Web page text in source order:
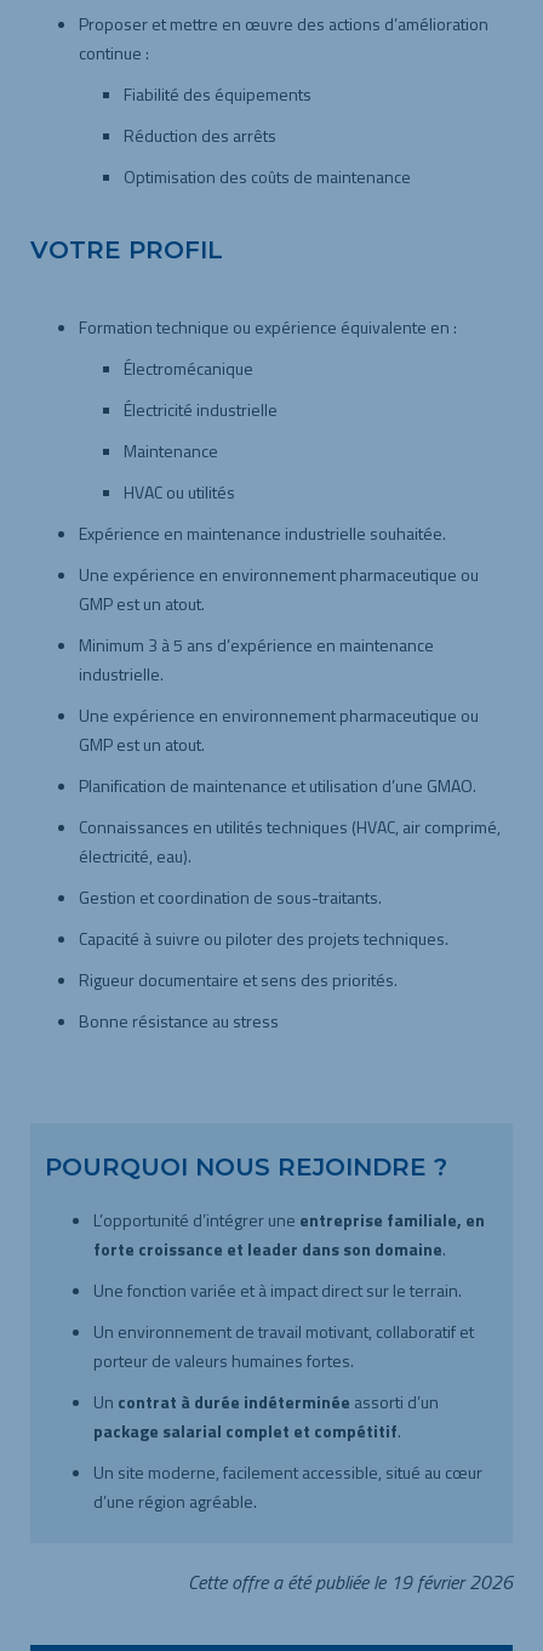
Proposer et mettre en œuvre des actions d’amélioration
continue :
Fiabilité des équipements
Réduction des arrêts
Optimisation des coûts de maintenance
VOTRE PROFIL
Formation technique ou expérience équivalente en :
Électromécanique
Électricité industrielle
Maintenance
HVAC ou utilités
Expérience en maintenance industrielle souhaitée.
Une expérience en environnement pharmaceutique ou
GMP est un atout.
Minimum 3 à 5 ans d’expérience en maintenance
industrielle.
Une expérience en environnement pharmaceutique ou
GMP est un atout.
Planification de maintenance et utilisation d’une GMAO.
Connaissances en utilités techniques (HVAC, air comprimé,
électricité, eau).
Gestion et coordination de sous-traitants.
Capacité à suivre ou piloter des projets techniques.
Rigueur documentaire et sens des priorités.
Bonne résistance au stress
POURQUOI NOUS REJOINDRE ?
L’opportunité d’intégrer une entreprise familiale, en
forte croissance et leader dans son domaine.
Une fonction variée et à impact direct sur le terrain.
Un environnement de travail motivant, collaboratif et
porteur de valeurs humaines fortes.
Un contrat à durée indéterminée assorti d’un
package salarial complet et compétitif.
Un site moderne, facilement accessible, situé au cœur
d’une région agréable.
Cette offre a été publiée le 19 février 2026